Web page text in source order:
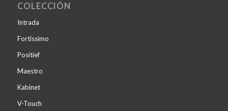
COLECCIÓN
Intrada
Fortissimo
Positief
Maestro
Kabinet
V-Touch